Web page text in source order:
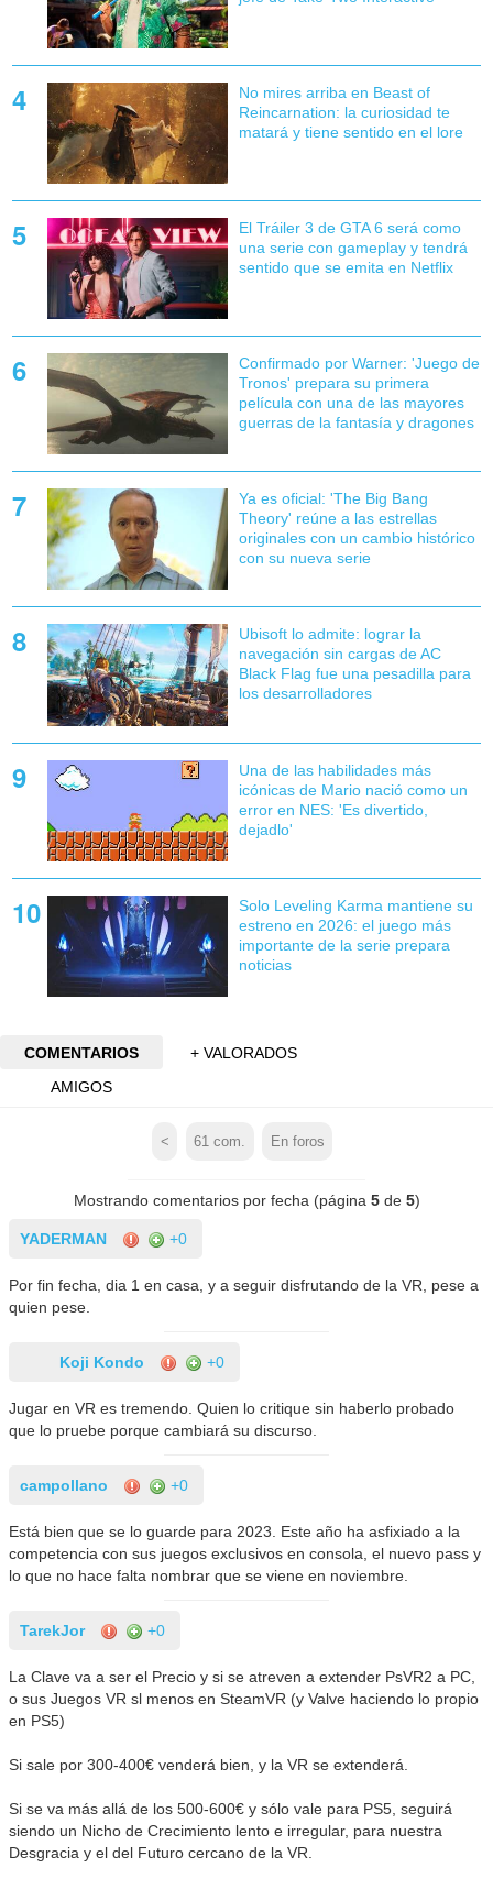
No mires arriba en Beast of
Reincarnation: la curiosidad te
matará y tiene sentido en el lore
El Tráiler 3 de GTA 6 será como
una serie con gameplay y tendrá
sentido que se emita en Netflix
Confirmado por Warner: 'Juego de
Tronos' prepara su primera
película con una de las mayores
guerras de la fantasía y dragones
Ya es oficial: 'The Big Bang
Theory' reúne a las estrellas
originales con un cambio histórico
con su nueva serie
Ubisoft lo admite: lograr la
navegación sin cargas de AC
Black Flag fue una pesadilla para
los desarrolladores
Una de las habilidades más
icónicas de Mario nació como un
error en NES: 'Es divertido,
dejadlo'
Solo Leveling Karma mantiene su
estreno en 2026: el juego más
importante de la serie prepara
noticias
COMENTARIOS
+ VALORADOS
AMIGOS
< 61 com. En foros
Mostrando comentarios por fecha (página 5de 5)
YADERMAN +0
Por fin fecha, dia 1 en casa, y a seguir disfrutando de la VR, pese a
quien pese.
Koji Kondo +0
Jugar en VR es tremendo. Quien lo critique sin haberlo probado
que lo pruebe porque cambiará su discurso.
campollano +0
Está bien que se lo guarde para 2023. Este año ha asfixiado a la
competencia con sus juegos exclusivos en consola, el nuevo pass y
lo que no hace falta nombrar que se viene en noviembre.
TarekJor +0
La Clave va a ser el Precio y si se atreven a extender PsVR2 a PC,
o sus Juegos VR sl menos en SteamVR (y Valve haciendo lo propio
en PS5)
Si sale por 300-400€ venderá bien, y la VR se extenderá.
Si se va más allá de los 500-600€ y sólo vale para PS5, seguirá
siendo un Nicho de Crecimiento lento e irregular, para nuestra
Desgracia y el del Futuro cercano de la VR.